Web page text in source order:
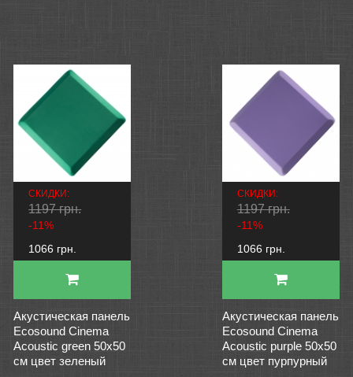
СКИДКИ:
1197 грн.
-11%
1066 грн.
Акустическая панель
Ecosound Cinema
Acoustic green 50х50
см цвет зеленый
СКИДКИ:
1197 грн.
-11%
1066 грн.
Акустическая панель
Ecosound Cinema
Acoustic purple 50х50
см цвет пурпурный